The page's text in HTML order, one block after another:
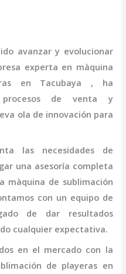
avanzar y evolucionar
experta en màquina
en Tacubaya , ha
procesos de venta y
ola de innovación para
las necesidades de
una asesoría completa
màquina de sublimación
con un equipo de
de dar resultados
cualquier expectativa.
en el mercado con la
de playeras en